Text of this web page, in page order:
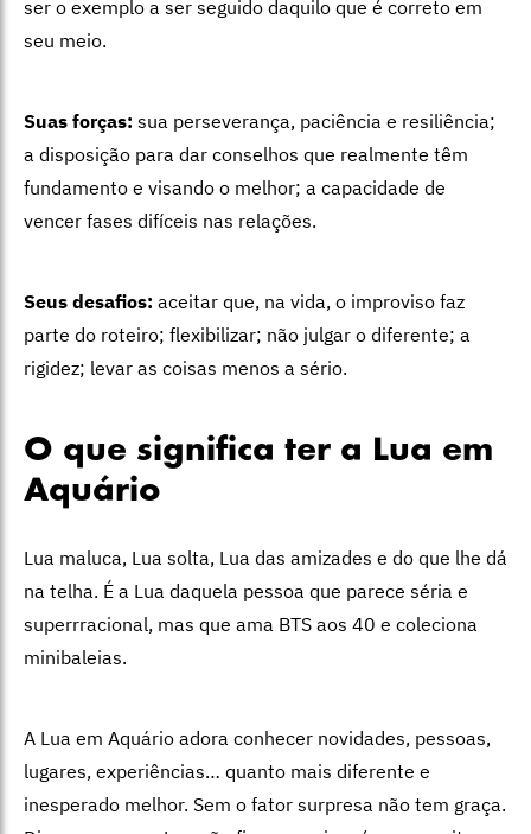
ser o exemplo a ser seguido daquilo que é correto em
seu meio.
Suas forças: sua perseverança, paciência e resiliência;
a disposição para dar conselhos que realmente têm
fundamento e visando o melhor; a capacidade de
vencer fases difíceis nas relações.
Seus desafios: aceitar que, na vida, o improviso faz
parte do roteiro; flexibilizar; não julgar o diferente; a
rigidez; levar as coisas menos a sério.
O que significa ter a Lua em
Aquário
Lua maluca, Lua solta, Lua das amizades e do que lhe dá
na telha. É a Lua daquela pessoa que parece séria e
superrracional, mas que ama BTS aos 40 e coleciona
minibaleias.
A Lua em Aquário adora conhecer novidades, pessoas,
lugares, experiências… quanto mais diferente e
inesperado melhor. Sem o fator surpresa não tem graça.